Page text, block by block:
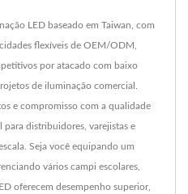
LED baseado em Taiwan, com
flexíveis de OEM/ODM,
por atacado com baixo
de iluminação comercial.
e compromisso com a qualidade
distribuidores, varejistas e
Seja você equipando um
vários campi escolares,
oferecem desempenho superior,